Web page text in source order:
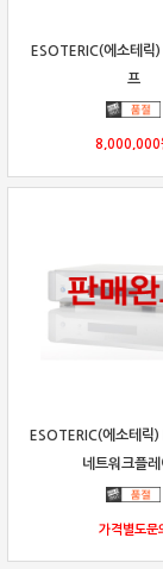
ESOTERIC(에소테릭
프
8,000,000
ESOTERIC(에소테
네트워크플레
가격별도문